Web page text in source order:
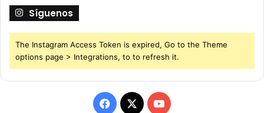
Síguenos
The Instagram Access Token is expired, Go to the Theme
options page > Integrations, to to refresh it.
F
X
Y